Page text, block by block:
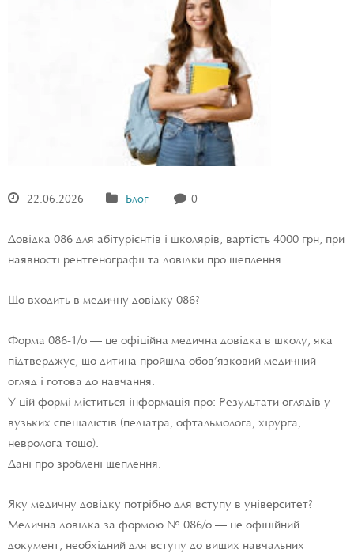
22.06.2026 Блог 0
Довідка 086 для абітурієнтів і школярів, вартість 4000 грн, при
наявності рентгенографії та довідки про щеплення.
Що входить в медичну довідку 086?
Форма 086-1/о — це офіційна медична довідка в школу, яка
підтверджує, що дитина пройшла обов’язковий медичний
огляд і готова до навчання.
У цій формі міститься інформація про: Результати оглядів у
вузьких спеціалістів (педіатра, офтальмолога, хірурга,
невролога тощо).
Дані про зроблені щеплення.
Яку медичну довідку потрібно для вступу в університет?
Медична довідка за формою № 086/о — це офіційний
документ, необхідний для вступу до вищих навчальних